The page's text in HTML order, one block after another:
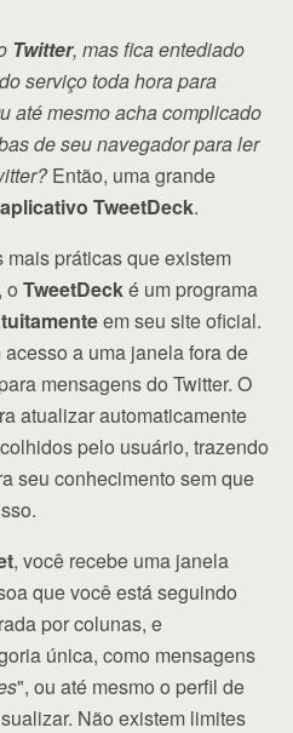
Twitter, mas fica entediado
serviço toda hora para
até mesmo acha complicado
de seu navegador para ler
Então, uma grande
aplicativo TweetDeck.
práticas que existem
o TweetDecké um programa
em seu site oficial.
a uma janela fora de
mensagens do Twitter. O
atualizar automaticamente
pelo usuário, trazendo
seu conhecimento sem que
, você recebe uma janela
que você está seguindo
por colunas, e
única, como mensagens
", ou até mesmo o perfil de
Não existem limites